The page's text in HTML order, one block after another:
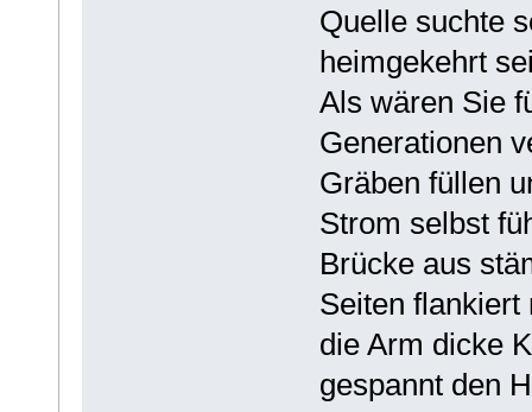
Quelle suchte
heimgekehrt
Als wären Sie
Generationen
Gräben füllen
Strom selbst
Brücke aus
Seiten
die Arm dicke
gespannt den